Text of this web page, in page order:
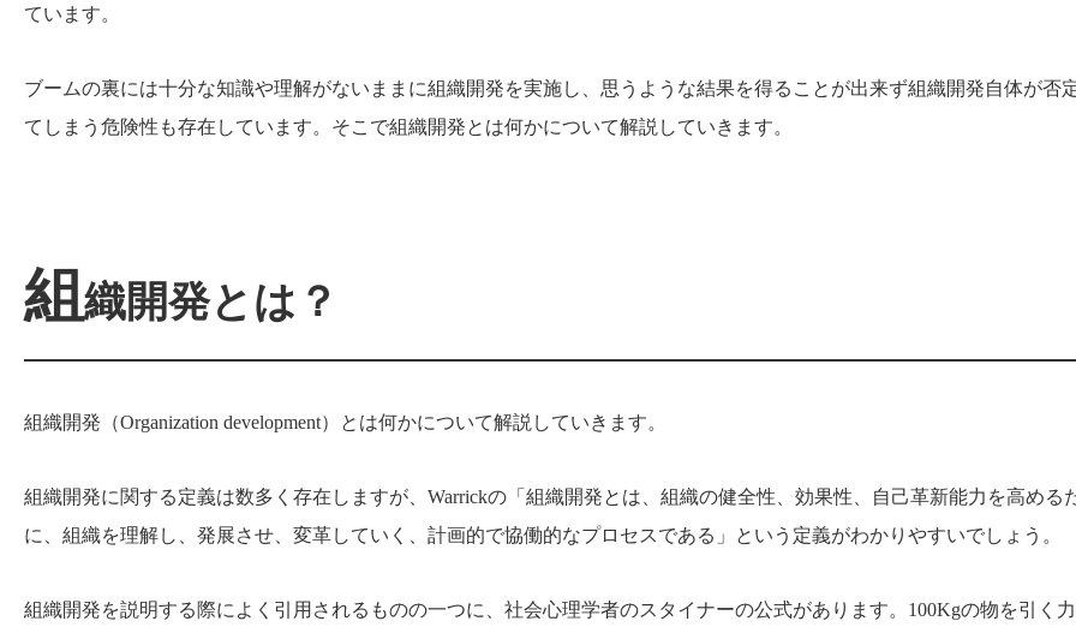
ています。
ブームの裏には十分な知識や理解がないままに組織開発を実施し、思うような結果を得ることが出来ず組織開発自体が否
てしまう危険性も存在しています。そこで組織開発とは何かについて解説していきます。
組 織開発とは？
組織開発（Organization development）とは何かについて解説していきます。
組織開発に関する定義は数多く存在しますが、Warrickの「組織開発とは、組織の健全性、効果性、自己革新能力を高める
に、組織を理解し、発展させ、変革していく、計画的で協働的なプロセスである」という定義がわかりやすいでしょう。
組織開発を説明する際によく引用されるものの一つに、社会心理学者のスタイナーの公式があります。100Kgの物を引く